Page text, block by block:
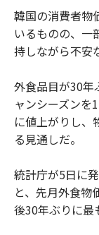
韓国の消費者物
いるものの、一
持しながら不安
外食品目が30年
ャンシーズンを
に値上がりし、
る見通しだ。
統計庁が5日に
と、先月外食物
後30年ぶりに最